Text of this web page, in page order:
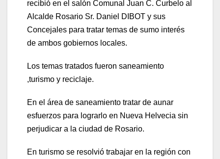
recibió en el salón Comunal Juan C. Curbelo al
Alcalde Rosario Sr. Daniel DIBOT y sus
Concejales para tratar temas de sumo interés
de ambos gobiernos locales.
Los temas tratados fueron saneamiento
,turismo y reciclaje.
En el área de saneamiento tratar de aunar
esfuerzos para lograrlo en Nueva Helvecia sin
perjudicar a la ciudad de Rosario.
En turismo se resolvió trabajar en la región con